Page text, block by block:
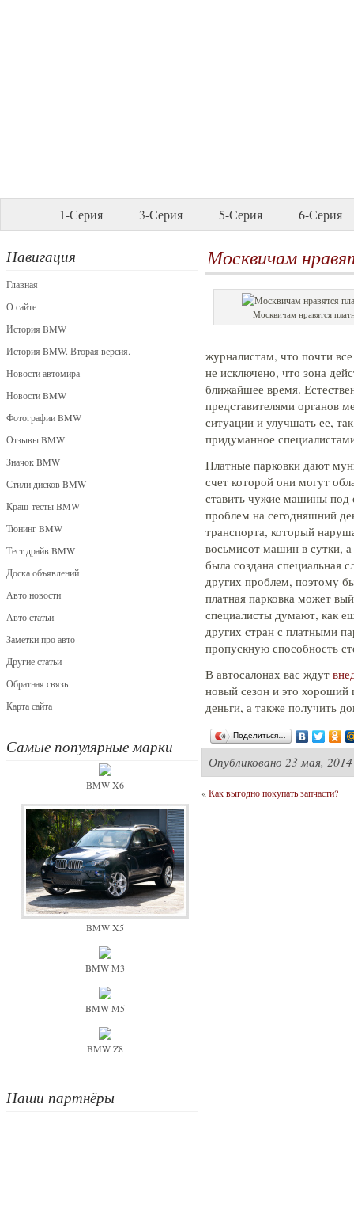
1-Серия 3-Серия 5-Серия 6-Серия
Навигация
Главная
О сайте
История BMW
История BMW. Вторая версия.
Новости автомира
Новости BMW
Фотографии BMW
Отзывы BMW
Значок BMW
Стили дисков BMW
Краш-тесты BMW
Тюнинг BMW
Тест драйв BMW
Доска объявлений
Авто новости
Авто статьи
Заметки про авто
Другие статьи
Обратная связь
Карта сайта
Самые популярные марки
BMW X6
BMW X5
BMW M3
BMW M5
BMW Z8
Наши партнёры
Москвичам
Москвичам нравятся
журналистам, что почти
не исключено, что зона
ближайшее время.
представителями органов
ситуации и улучшать ее,
придуманное
Платные парковки дают
счет которой они могут
ставить чужие машины под
проблем на сегодняшний
транспорта, который
восьмисот машин в сутки,
была создана специальная
других проблем, поэтому
платная парковка может
специалисты думают, как
других стран с платными
пропускную способность
В автосалонах вас ждут
новый сезон и это
деньги, а также получить
Поделиться…
Опубликовано 23 мая,
«Как выгодно покупать запчасти?